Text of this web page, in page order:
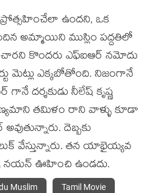
ఉందని, ఒక
అమ్మాయిని ముస్లిం పద్దతిలో
కొందరు ఎఫ్ఐఆర్ నమోదు
మెట్లు ఎక్కబోతోంది. నిజంగానే
దర్శకుడు నీలేష్ కృష్ణ
తమిళం రాని వాళ్ళు కూడా
దెబ్బకు
వేస్తున్నారు. తన యాభైయ్యవ
నయన్ ఊహించి ఉండదు.
Muslim Tamil Movie